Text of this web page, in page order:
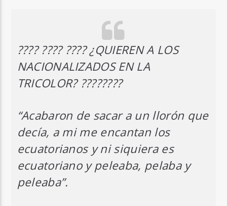
???? ???? ???? ¿QUIEREN A LOS
NACIONALIZADOS EN LA
TRICOLOR? ????????
“Acabaron de sacar a un llorón que
decía, a mi me encantan los
ecuatorianos y ni siquiera es
ecuatoriano y peleaba, pelaba y
peleaba”.